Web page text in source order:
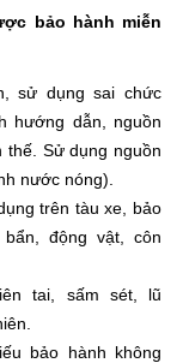
bảo hành miễn
sử dụng sai chức
hướng dẫn, nguồn
thế. Sử dụng nguồn
nước nóng).
trên tàu xe, bảo
động vật, côn
tai, sấm sét, lũ
bảo hành không